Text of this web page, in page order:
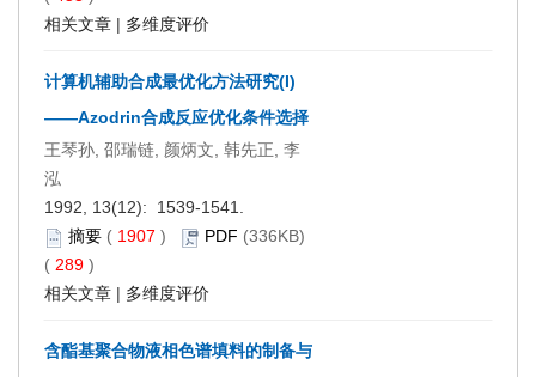
相关文章 | 多维度评价
计算机辅助合成最优化方法研究(I)
——Azodrin合成反应优化条件选择
王琴孙, 邵瑞链, 颜炳文, 韩先正, 李
泓
1992, 13(12): 1539-1541.
摘要 ( 1907 ) PDF (336KB)
( 289 )
相关文章 | 多维度评价
含酯基聚合物液相色谱填料的制备与